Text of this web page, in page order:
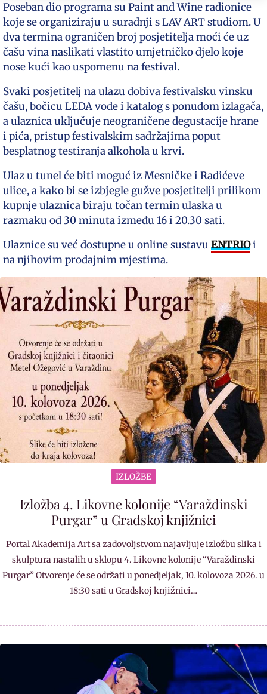
Poseban dio programa su Paint and Wine radionice
koje se organiziraju u suradnji s LAV ART studiom. U
dva termina ograničen broj posjetitelja moći će uz
čašu vina naslikati vlastito umjetničko djelo koje
nose kući kao uspomenu na festival.
Svaki posjetitelj na ulazu dobiva festivalsku vinsku
čašu, bočicu LEDA vode i katalog s ponudom izlagača,
a ulaznica uključuje neograničene degustacije hrane
i pića, pristup festivalskim sadržajima poput
besplatnog testiranja alkohola u krvi.
Ulaz u tunel će biti moguć iz Mesničke i Radićeve
ulice, a kako bi se izbjegle gužve posjetitelji prilikom
kupnje ulaznica biraju točan termin ulaska u
razmaku od 30 minuta između 16 i 20.30 sati.
Ulaznice su već dostupne u online sustavu ENTRIOi
na njihovim prodajnim mjestima.
IZLOŽBE
Izložba 4. Likovne kolonije “Varaždinski
Purgar” u Gradskoj knjižnici
Portal Akademija Art sa zadovoljstvom najavljuje izložbu slika i
skulptura nastalih u sklopu 4. Likovne kolonije “Varaždinski
Purgar” Otvorenje će se održati u ponedjeljak, 10. kolovoza 2026. u
18:30 sati u Gradskoj knjižnici…